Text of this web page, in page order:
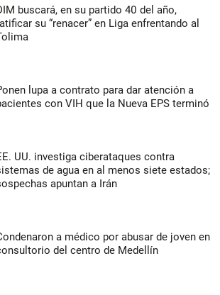
buscará, en su partido 40 del año,
su “renacer” en Liga enfrentando al
lupa a contrato para dar atención a
con VIH que la Nueva EPS terminó
UU. investiga ciberataques contra
de agua en al menos siete estados;
apuntan a Irán
a médico por abusar de joven en
del centro de Medellín